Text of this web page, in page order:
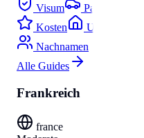
Visum
Parken
Kosten
Umzug
Nachnamen
Alle Guides
Frankreich
france